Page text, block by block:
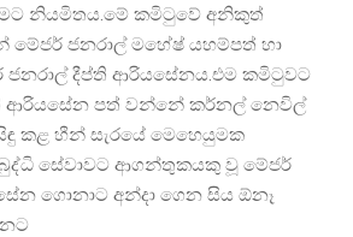
නියමිතය.මේ කමිටුවේ අනිකුත්
මේජර් ජනරාල් මහේෂ් යහම්පත් හා
ජනරාල් දීප්ති ආරියසේනය.⁣එම කමිටුවට
ආරියසේන ⁣පත් වන්නේ කර්නල් නෙවිල්
කළ හීන් සැරයේ මෙහෙයුමක
⁣බුද්ධි සේවාවට ආගන්තුකයකු වූ මේජර්
ගොනාට අන්දා ගෙන සිය ඕනෑ